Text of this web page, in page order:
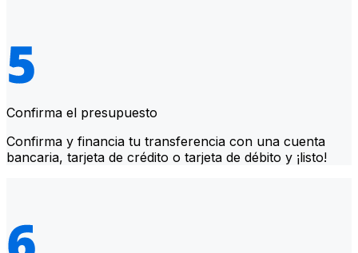
Confirma el presupuesto
Confirma y financia tu transferencia con una cuenta
bancaria, tarjeta de crédito o tarjeta de débito y ¡listo!